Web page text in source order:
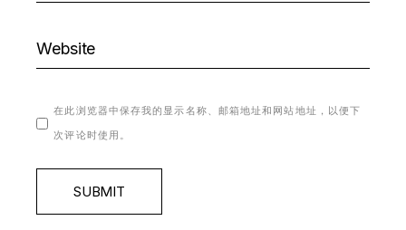
在此浏览器中保存我的显示名称、邮箱地址和网站地址，以便下
次评论时使用。
SUBMIT